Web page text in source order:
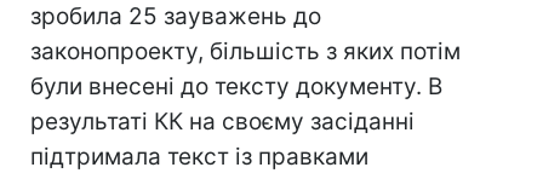
зробила 25 зауважень до
законопроекту, більшість з яких потім
були внесені до тексту документу. В
результаті КК на своєму засіданні
підтримала текст із правками